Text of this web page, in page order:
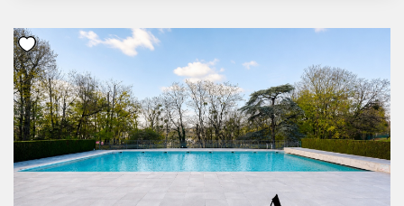
manger conviviale et une cuisine indépendante
entièrement équipée. L'appartement offre deux grandes
chambres, une salle de bains élégante avec double vasque,
baignoire et rangements, ainsi que des toilettes séparées.
Son emplacement exceptionnel, sur l'une des artères les
plus recherchées de Lyon, séduit par sa proximité
immédiate avec les commerces, les restaurants et les
transports. Traversant, il bénéficie d'une luminosité
remarquable. Loyer : 1 690 €/mois dont 80 € de charges
Dépôt de garantie : 3 220 € Honoraires agence : 1 170 €
(visite, constitution du dossier, rédaction du bail, états des